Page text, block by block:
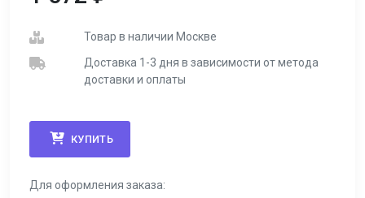
Товар в наличии Москве
Доставка 1-3 дня в зависимости от метода
доставки и оплаты
КУПИТЬ
Для оформления заказа: